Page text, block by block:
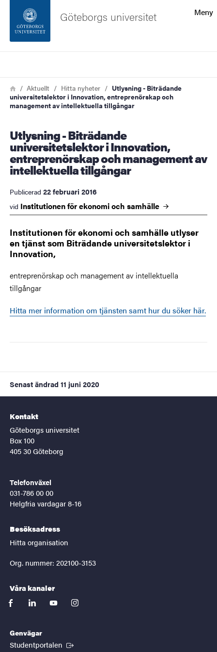
Sidfoten
Om webbplatsen
Meny
Göteborgs universitet
Länkstig
HemAktuellt Hitta nyheter
Utlysning - Biträdande
universitetslektor i Innovation, entreprenörskap och
management av intellektuella tillgångar
Utlysning - Biträdande
universitetslektor i Innovation,
entreprenörskap och management av
intellektuella tillgångar
Publicerad 22 februari 2016
vid Institutionen för ekonomi och samhälle
Institutionen för ekonomi och samhälle utlyser
en tjänst som Biträdande universitetslektor i
Innovation,
entreprenörskap och management av intellektuella
tillgångar
Hitta mer information om tjänsten samt hur du söker här.
Senast ändrad 11 juni 2020
Kontakt
Göteborgs universitet
Box 100
405 30 Göteborg
Telefonväxel
031-786 00 00
Helgfria vardagar 8-16
Besöksadress
Hitta organisation
Org. nummer: 202100-3153
Våra kanaler
facebooklinkedinyoutubeinstagram
Genvägar
Studentportalen (Extern länk)